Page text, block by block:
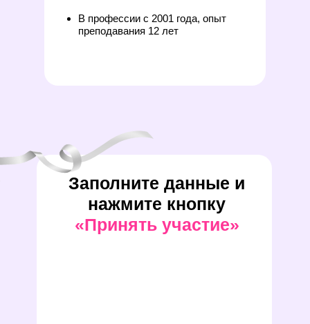
В профессии с 2001 года, опыт
преподавания 12 лет
Заполните данные и
нажмите кнопку
«Принять участие»